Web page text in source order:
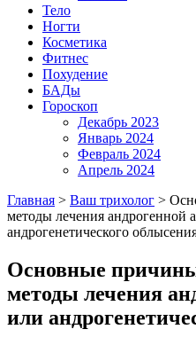
Тело
Ногти
Косметика
Фитнес
Похудение
БАДы
Гороскоп
Декабрь 2023
Январь 2024
Февраль 2024
Апрель 2024
Главная > Ваш трихолог >
методы лечения андрогенной
андрогенетического
Основные
методы лечения
или